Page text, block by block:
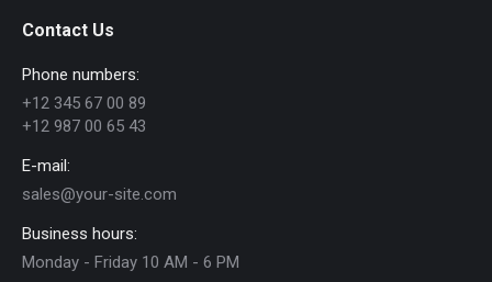
Contact Us
Phone numbers:
+12 345 67 00 89
+12 987 00 65 43
E-mail:
sales@your-site.com
Business hours:
Monday - Friday 10 AM - 6 PM